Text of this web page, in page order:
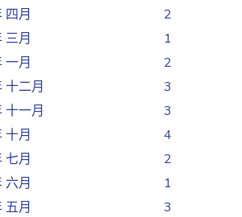
月
2
月
1
月
2
二月
3
一月
3
月
4
月
2
月
1
月
3